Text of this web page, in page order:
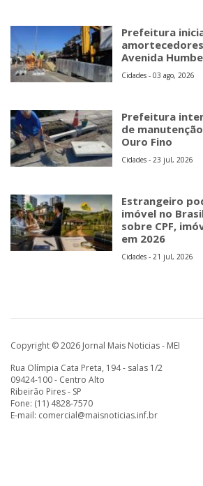
Prefeitura
Avenida
Cidades - 03 ago, 2026
Prefeitura
de
Ouro Fino
Cidades - 23 jul, 2026
Estrangeiro
imóvel no
sobre CPF,
em 2026
Cidades - 21 jul, 2026
Copyright © 2026 Jornal Mais Noticias - MEI
Rua Olímpia Cata Preta, 194 - salas 1/2
09424-100 - Centro Alto
Ribeirão Pires - SP
Fone: (11) 4828-7570
E-mail: comercial@maisnoticias.inf.br